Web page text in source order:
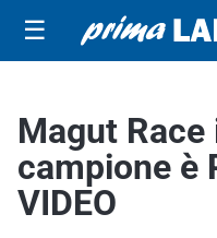
☰
Magut Race
campione è
VIDEO